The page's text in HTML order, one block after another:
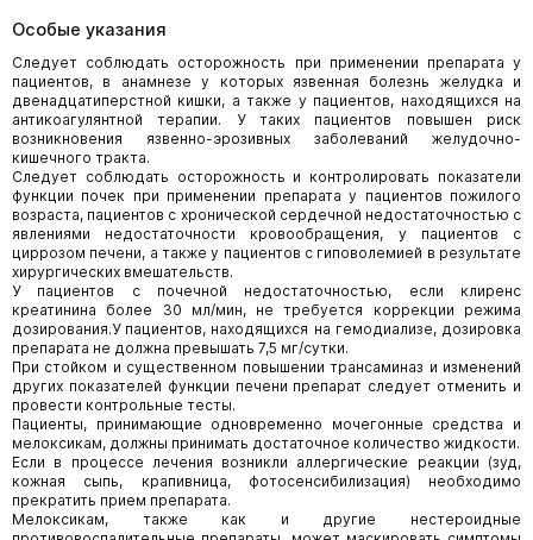
Особые указания
Следует соблюдать осторожность при применении препарата у
пациентов, в анамнезе у которых язвенная болезнь желудка и
двенадцатиперстной кишки, а также у пациентов, находящихся на
антикоагулянтной терапии. У таких пациентов повышен риск
возникновения язвенно-эрозивных заболеваний желудочно-
кишечного тракта.
Следует соблюдать осторожность и контролировать показатели
функции почек при применении препарата у пациентов пожилого
возраста, пациентов с хронической сердечной недостаточностью с
явлениями недостаточности кровообращения, у пациентов с
циррозом печени, а также у пациентов с гиповолемией в результате
хирургических вмешательств.
У пациентов с почечной недостаточностью, если клиренс
креатинина более 30 мл/мин, не требуется коррекции режима
дозирования.У пациентов, находящихся на гемодиализе, дозировка
препарата не должна превышать 7,5 мг/сутки.
При стойком и существенном повышении трансаминаз и изменений
других показателей функции печени препарат следует отменить и
провести контрольные тесты.
Пациенты, принимающие одновременно мочегонные средства и
мелоксикам, должны принимать достаточное количество жидкости.
Если в процессе лечения возникли аллергические реакции (зуд,
кожная сыпь, крапивница, фотосенсибилизация) необходимо
прекратить прием препарата.
Мелоксикам, также как и другие нестероидные